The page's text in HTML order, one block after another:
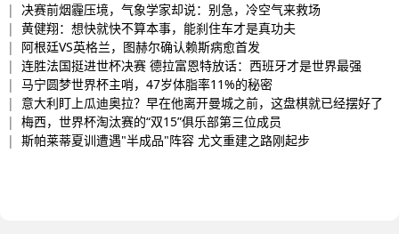
| 决赛前烟霾压境，气象学家却说：别急，冷空气来救场
| 黄健翔：想快就快不算本事，能刹住车才是真功夫
| 阿根廷VS英格兰，图赫尔确认赖斯病愈首发
| 连胜法国挺进世杯决赛 德拉富恩特放话：西班牙才是世界最强
| 马宁圆梦世界杯主哨，47岁体脂率11%的秘密
| 意大利盯上瓜迪奥拉？早在他离开曼城之前，这盘棋就已经摆好了
| 梅西，世界杯淘汰赛的“双15”俱乐部第三位成员
| 斯帕莱蒂夏训遭遇"半成品"阵容 尤文重建之路刚起步